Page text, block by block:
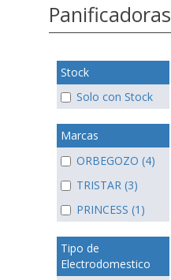
Stock
Solo con Stock
Marcas
ORBEGOZO (4)
TRISTAR (3)
PRINCESS (1)
Tipo de
Electrodomestico